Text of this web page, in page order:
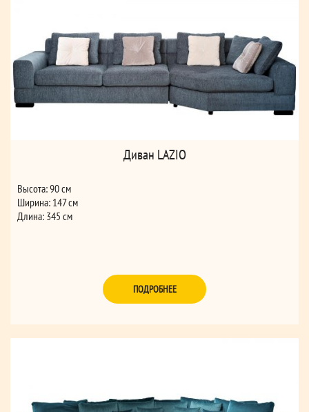
Диван LAZIO
Высота: 90 см
Ширина: 147 см
Длина: 345 см
ПОДРОБНЕЕ